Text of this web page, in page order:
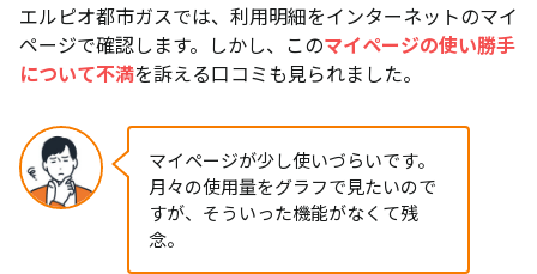
エルピオ都市ガスでは、利用明細をインターネットのマイ
ページで確認します。しかし、このマイページの使い勝手
について不満を訴える口コミも見られました。
マイページが少し使いづらいです。
月々の使用量をグラフで見たいので
すが、そういった機能がなくて残
念。